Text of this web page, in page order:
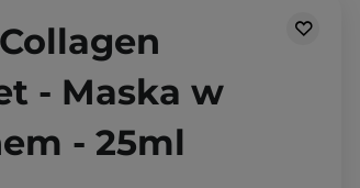
- Maska w
- 25ml